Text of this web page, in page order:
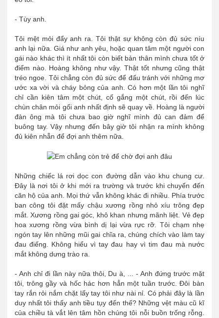
- Tùy anh.
Tôi mệt mỏi đẩy anh ra. Tôi thật sự không còn đủ sức níu
anh lại nữa. Giá như anh yêu, hoặc quan tâm một người con
gái nào khác thì ít nhất tôi còn biết bản thân mình chưa tốt ở
điểm nào. Hoàng không như vậy. Thật tốt nhưng cũng thật
tréo ngoe. Tôi chẳng còn đủ sức để đấu tránh với những mơ
ước xa vời và cháy bỏng của anh. Có hơn một lần tôi nghĩ
chỉ cần kiên tâm một chút, cố gắng một chút, rồi đến lúc
chùn chân mỏi gối anh nhất định sẽ quay về. Hoàng là người
đàn ông mà tôi chưa bao giờ nghĩ mình đủ can đảm để
buông tay. Vậy nhưng đến bây giờ tôi nhận ra mình không
đủ kiên nhẫn để đợi anh thêm nữa.
Những chiếc lá rơi dọc con đường dẫn vào khu chung cư.
Đây là nơi tôi ở khi mới ra trường và trước khi chuyển đến
căn hộ của anh. Mọi thứ vẫn không khác đi nhiều. Phía trước
ban công tôi đặt mấy chậu xương rồng nhỏ xíu trông đẹp
mắt. Xương rồng gai góc, khô khan nhưng mãnh liệt. Vẻ đẹp
hoa xương rồng vừa bình dị lại vừa rực rỡ. Tôi chạm nhẹ
ngón tay lên những mũi gai chĩa ra, chúng chích vào làm tay
đau điếng. Không hiểu vì tay đau hay vì tim đau mà nước
mắt không dưng trào ra.
- Anh chỉ đi lần này nữa thôi, Du à, ... - Anh đứng trước mặt
tôi, trông gầy và hốc hác hơn hẳn một tuần trước. Đôi bàn
tay rắn rỏi nắm chặt lấy tay tôi như nài nỉ. Có phải đây là lần
duy nhất tôi thấy anh tiều tụy đến thế? Những vệt màu cũ kĩ
của chiều tà vắt lên tâm hồn chúng tôi nỗi buồn trống rỗng.